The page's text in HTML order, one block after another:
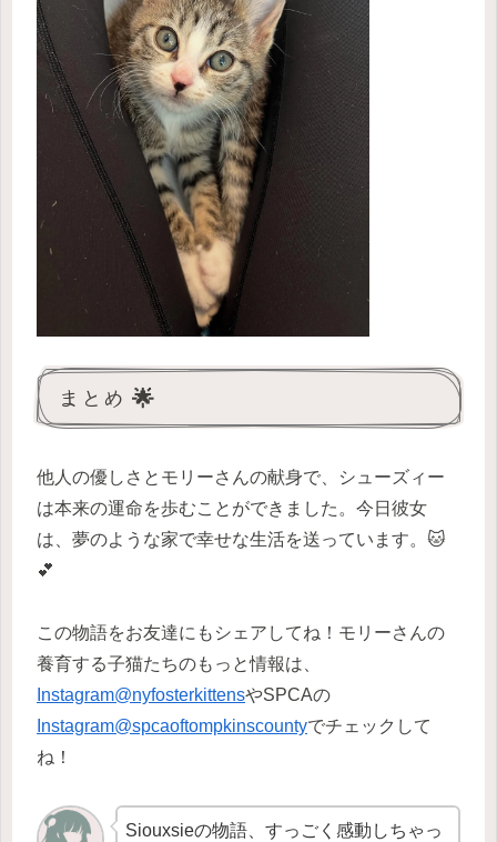
まとめ 🌟
他人の優しさとモリーさんの献身で、シューズィー
は本来の運命を歩むことができました。今日彼女
は、夢のような家で幸せな生活を送っています。🐱
💕
この物語をお友達にもシェアしてね！モリーさんの
養育する子猫たちのもっと情報は、
Instagram@nyfosterkittensやSPCAの
Instagram@spcaoftompkinscountyでチェックして
ね！
Siouxsieの物語、すっごく感動しちゃっ